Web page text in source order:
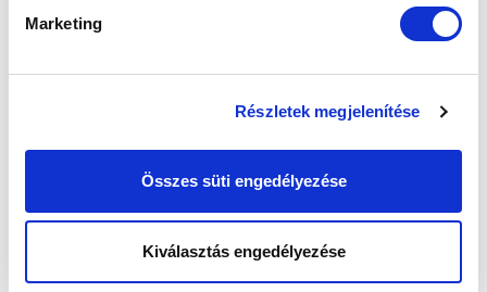
Marketing
Részletek megjelenítése
Összes süti engedélyezése
Kiválasztás engedélyezése